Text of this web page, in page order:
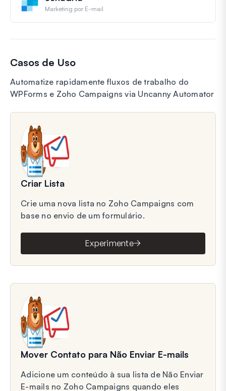
Marketing por E-mail
Casos de Uso
Automatize rapidamente fluxos de trabalho do
WPForms e Zoho Campaigns via Uncanny Automator
Criar Lista
Crie uma nova lista no Zoho Campaigns com
base no envio de um formulário.
Experimente
Mover Contato para Não Enviar E-mails
Adicione um conteúdo à sua lista de Não Enviar
E-mails no Zoho Campaigns quando eles